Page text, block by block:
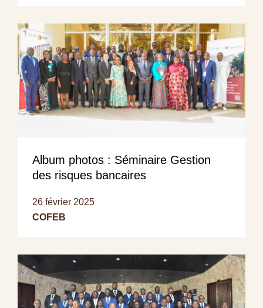
Album photos : Séminaire Gestion
des risques bancaires
26 février 2025
COFEB